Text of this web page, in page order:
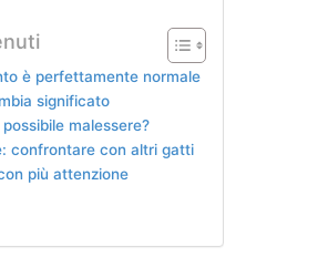
è perfettamente normale
significato
malessere?
confrontare con altri gatti
più attenzione